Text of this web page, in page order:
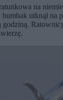
na
utknął na
godziną.